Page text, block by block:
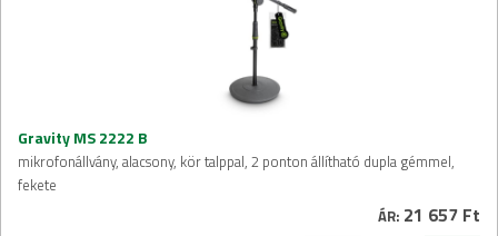
Gravity MS 2222 B
mikrofonállvány, alacsony, kör talppal, 2 ponton állítható dupla gémmel,
fekete
ÁR: 21 657 Ft